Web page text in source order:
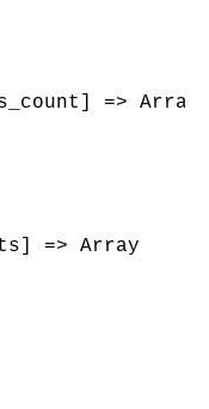
=> Array
=> Array